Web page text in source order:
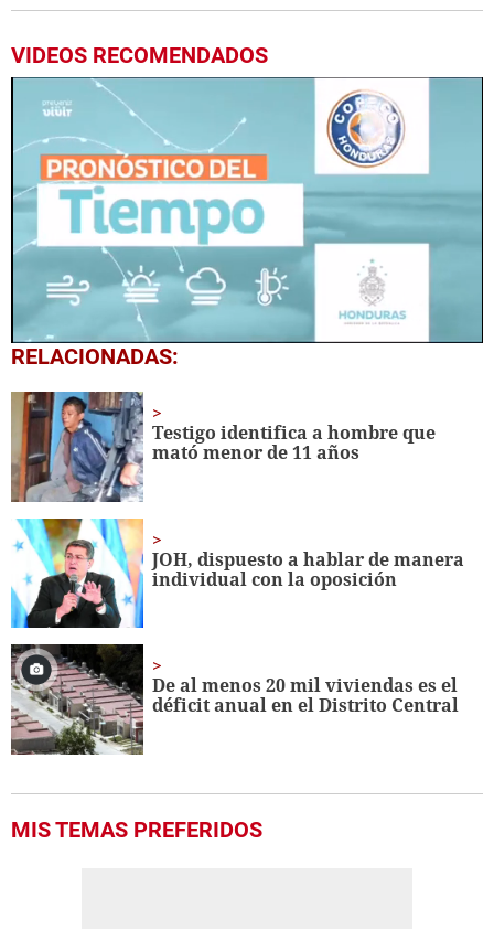
VIDEOS RECOMENDADOS
0
seconds
minute,
13
seconds
RELACIONADAS:
Testigo identifica a hombre que
mató menor de 11 años
JOH, dispuesto a hablar de manera
individual con la oposición
De al menos 20 mil viviendas es el
déficit anual en el Distrito Central
MIS TEMAS PREFERIDOS